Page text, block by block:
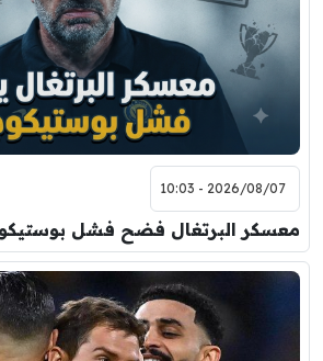
اودينيزي
8:00 م
مباراة ودية
2026/08/07 - 10:03
معسكر البرتغال فضح فشل